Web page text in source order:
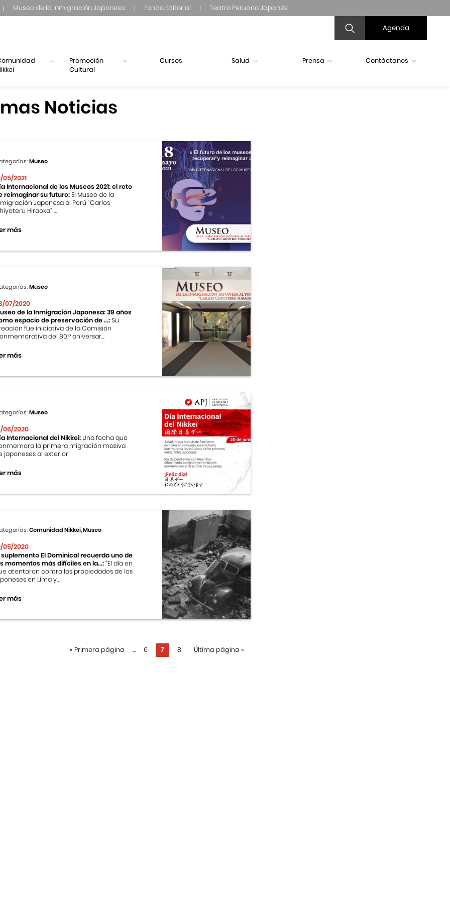
Museo de la Inmigración Japonesa Fondo Editorial Teatro Peruano Japonés
Agenda
Promoción
Cultural
Cursos Salud Prensa Contáctanos
Noticias
Museo
05/2021
Internacional de los Museos 2021: el reto
reimaginar su futuro: El Museo de la
Japonesa al Perú “Carlos
Hiraoka” ...
más
Museo
07/2020
de la Inmigración Japonesa: 39 años
espacio de preservación de ...:Su
fue iniciativa de la Comisión
del 80.º aniversar...
más
Museo
06/2020
Internacional del Nikkei:Una fecha que
la primera migración masiva
japoneses al exterior
más
Comunidad Nikkei, Museo
05/2020
suplemento El Dominical recuerda uno de
momentos más difíciles en la...:“El día en
atentaron contra las propiedades de los
en Lima y...
más
« Primera página ... 6 7 8 Última página »